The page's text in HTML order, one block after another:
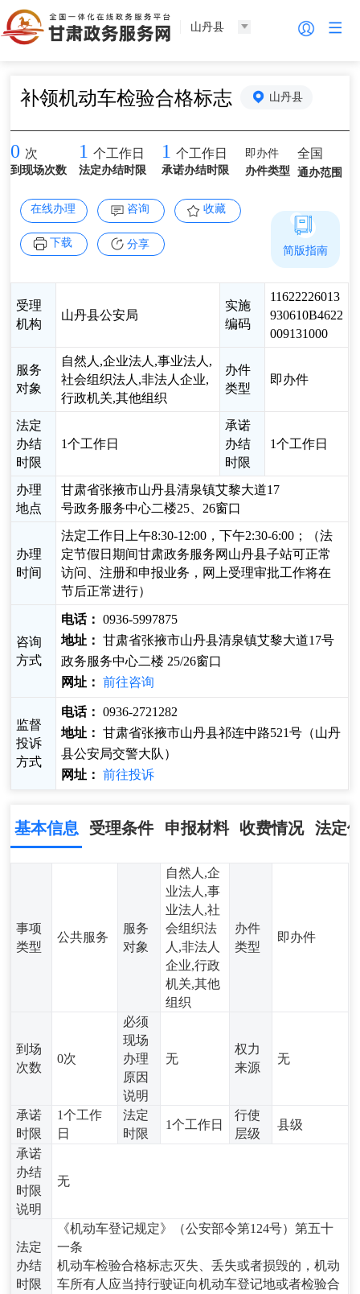
山丹县
补领机动车检验合格标志 山丹县
0 次
到现场次数
1 个工作日
法定办结时限
1 个工作日
承诺办结时限
即办件
办件类型
全国
通办范围
在线办理 咨询 收藏
下载 分享
受理
机构
山丹县公安局
实施
编码
11622226013
930610B4622
009131000
服务
对象
自然人,企业法人,事业法人,
社会组织法人,非法人企业,
行政机关,其他组织
办件
类型
即办件
法定
办结
时限
1个工作日
承诺
办结
时限
1个工作日
办理
地点
甘肃省张掖市山丹县清泉镇艾黎大道17
号政务服务中心二楼25、26窗口
办理
时间
法定工作日上午8:30-12:00，下午2:30-6:00；（法
定节假日期间甘肃政务服务网山丹县子站可正常
访问、注册和申报业务，网上受理审批工作将在
节后正常进行）
咨询
方式
电话： 0936-5997875
地址： 甘肃省张掖市山丹县清泉镇艾黎大道17号
政务服务中心二楼 25/26窗口
网址： 前往咨询
监督
投诉
方式
电话： 0936-2721282
地址： 甘肃省张掖市山丹县祁连中路521号（山丹
县公安局交警大队）
网址： 前往投诉
简版指南
基本信息 受理条件 申报材料 收费情况 法定
事项
类型
公共服务
服务
对象
自然人,企
业法人,事
业法人,社
会组织法
人,非法人
企业,行政
机关,其他
组织
办件
类型
即办件
到场
次数
0次
必须
现场
办理
原因
说明
无
权力
来源
无
承诺
时限
1个工作
日
法定
时限
1个工作日
行使
层级
县级
承诺
办结
时限
说明
无
法定
办结
时限
《机动车登记规定》（公安部令第124号）第五十
一条
机动车检验合格标志灭失、丢失或者损毁的，机动
车所有人应当持行驶证向机动车登记地或者检验合